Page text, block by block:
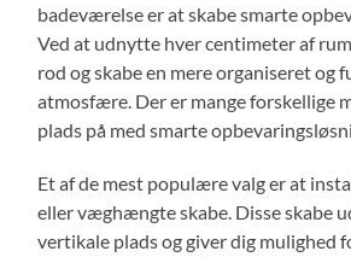
badeværelse er at skabe smarte
Ved at udnytte hver centimeter af
rod og skabe en mere organiseret og
atmosfære. Der er mange forskellige
plads på med smarte
Et af de mest populære valg er at
eller væghængte skabe. Disse skabe
vertikale plads og giver dig mulighed